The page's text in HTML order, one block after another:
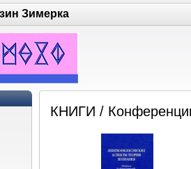
Зимерка
КНИГИ /